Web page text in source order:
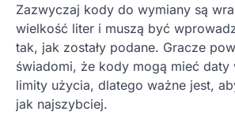
Zazwyczaj kody do wymiany są
wielkość liter i muszą być
tak, jak zostały podane. Gracze
świadomi, że kody mogą mieć daty
limity użycia, dlatego ważne jest,
jak najszybciej.